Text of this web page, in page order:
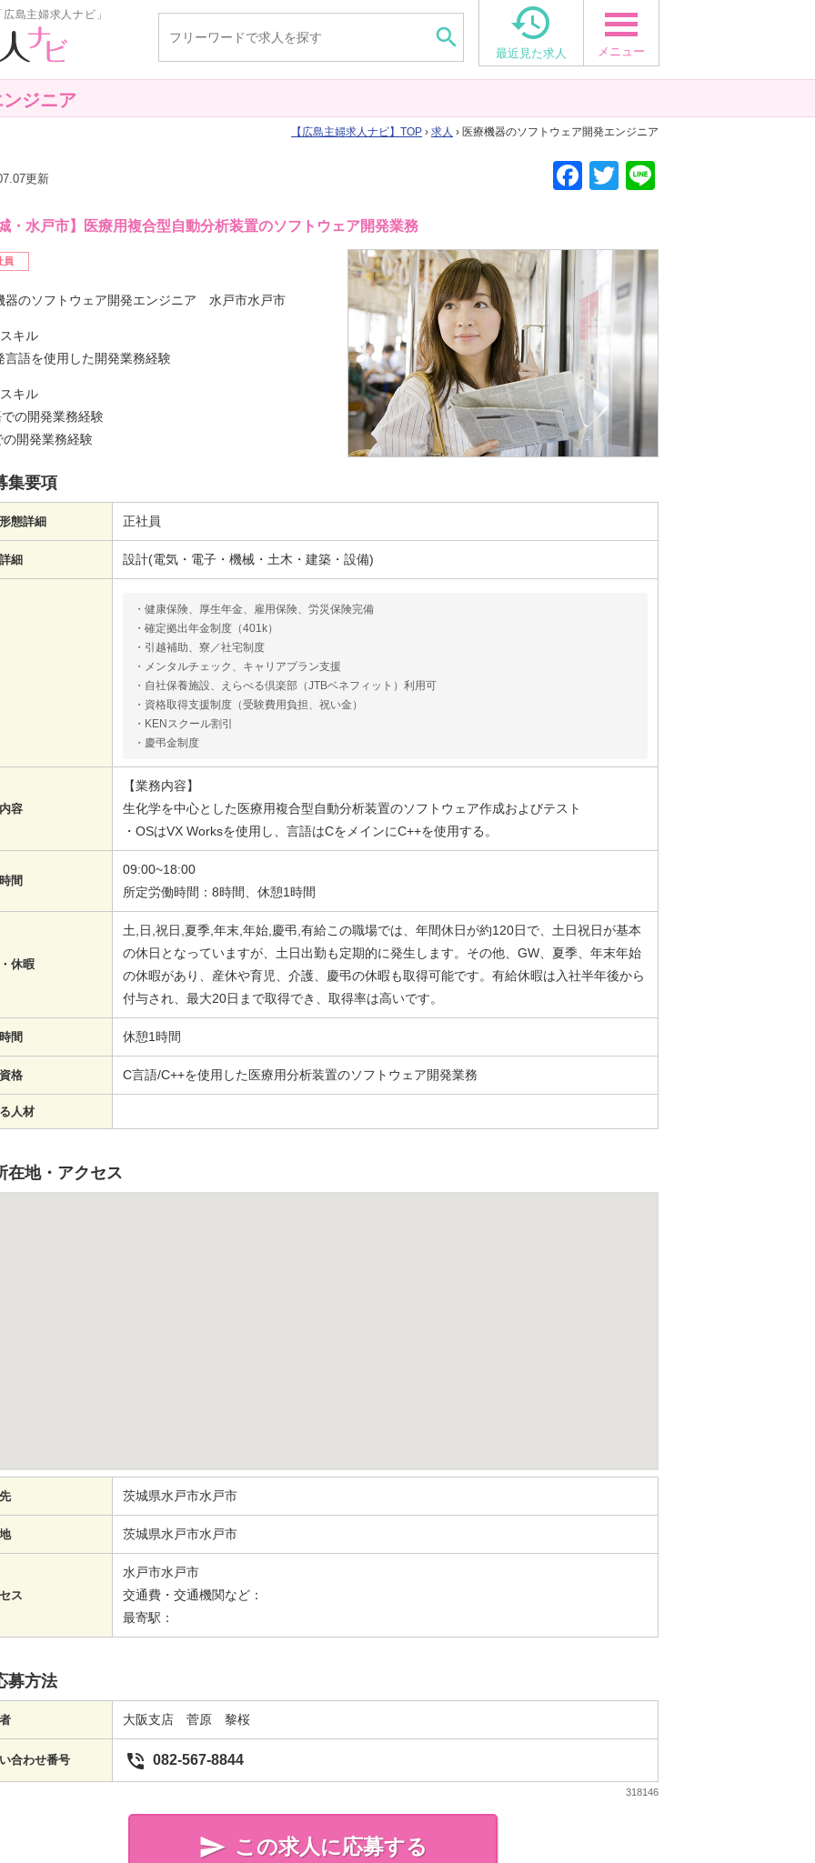
島主婦求人ナビ」
 
最近見た求人 メニュー
ジニア
広島主婦求人ナビ TOP › 求人 › 医療機器のソフトウェア開発エンジニア
更新
城・水戸市】医療用複合型自動分析装置のソフトウェア開発業務
員
F
b
o
o
k
T
er
器のソフトウェア開発エンジニア 水戸市水戸市
キル
言語を使用した開発業務経験
キル
の開発業務経験
の開発業務経験
集要項
態詳細 正社員
細 設計(電気・電子・機械・土木・建築・設備)
・健康保険、厚生年金、雇用保険、労災保険完備
・確定拠出年金制度（401k）
・引越補助、寮／社宅制度
・メンタルチェック、キャリアプラン支援
・自社保養施設、えらべる倶楽部（JTBベネフィット）利用可
・資格取得支援制度（受験費用負担、祝い金）
・KENスクール割引
・慶弔金制度
容
【業務内容】
生化学を中心とした医療用複合型自動分析装置のソフトウェア作成およびテスト
・OSはVX Worksを使用し、言語はCをメインにC++を使用する。
間
09:00~18:00
所定労働時間：8時間、休憩1時間
休暇
土,日,祝日,夏季,年末,年始,慶弔,有給この職場では、年間休日が約120日で、土日祝日が基本
の休日となっていますが、土日出勤も定期的に発生します。その他、GW、夏季、年末年始
の休暇があり、産休や育児、介護、慶弔の休暇も取得可能です。有給休暇は入社半年後から
付与され、最大20日まで取得でき、取得率は高いです。
間 休憩1時間
格 C言語/C++を使用した医療用分析装置のソフトウェア開発業務
人材
在地・アクセス
茨城県水戸市水戸市
茨城県水戸市水戸市
ス
水戸市水戸市
交通費・交通機関など：
最寄駅：
募方法
大阪支店 菅原 黎桜
合わせ番号  082-567-8844
318146
 この求人に応募する